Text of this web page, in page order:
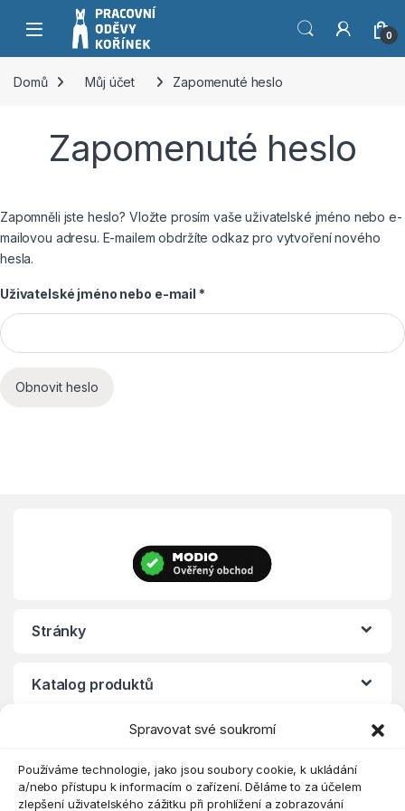
Spravovat své soukromí
Používáme technologie, jako jsou soubory cookie, k ukládání
a/nebo přístupu k informacím o zařízení. Děláme to za účelem
zlepšení uživatelského zážitku při prohlížení a zobrazování
Přeskočit na navigaci
Přeskočit na obsah
0
Domů Můj účet Zapomenuté heslo
Zapomenuté heslo
Zapomněli jste heslo? Vložte prosím vaše uživatelské jméno nebo e-
mailovou adresu. E-mailem obdržíte odkaz pro vytvoření nového
hesla.
Uživatelské jméno nebo e-mail *Povinné
Obnovit heslo
Stránky
Katalog produktů